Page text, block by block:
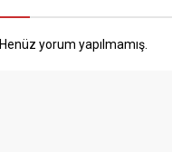
Henüz yorum yapılmamış.